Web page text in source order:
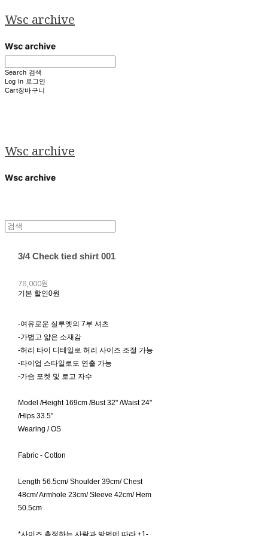
Wsc archive
Search 검색
Log In 로그인
Cart장바구니
Wsc archive
3/4 Check tied shirt 001
78,000원
기본 할인0원
-여유로운 실루엣의 7부 셔츠
-가볍고 얇은 소재감
-허리 타이 디테일로 허리 사이즈 조절 가능
-타이업 스타일로도 연출 가능
-가슴 포켓 및 로고 자수
Model /Height 169cm /Bust 32" /Waist 24"
/Hips 33.5”
Wearing / OS
Fabric - Cotton
Length 56.5cm/ Shoulder 39cm/ Chest
48cm/ Armhole 23cm/ Sleeve 42cm/ Hem
50.5cm
*사이즈 측정하는 사람과 방법에 따라 ±1-